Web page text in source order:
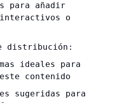
para añadir
interactivos o
distribución:
ideales para
contenido
sugeridas para